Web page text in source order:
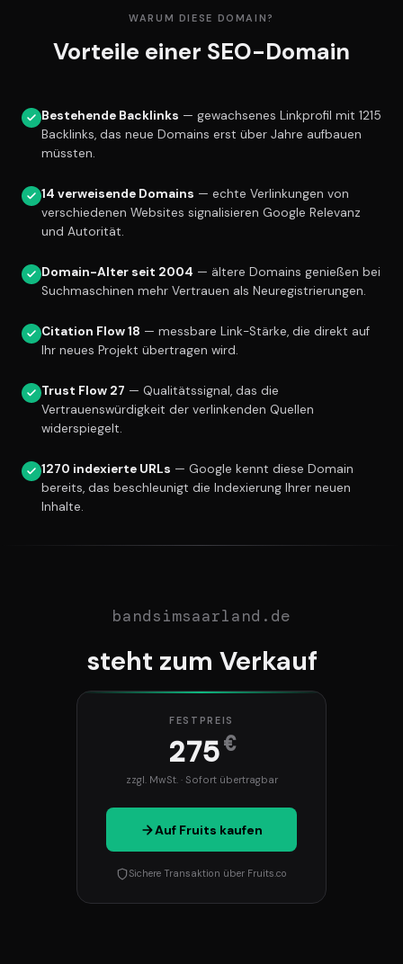
WARUM DIESE DOMAIN?
Vorteile einer SEO-Domain
Bestehende Backlinks — gewachsenes Linkprofil mit 1215
Backlinks, das neue Domains erst über Jahre aufbauen
müssten.
14 verweisende Domains — echte Verlinkungen von
verschiedenen Websites signalisieren Google Relevanz
und Autorität.
Domain-Alter seit 2004 — ältere Domains genießen bei
Suchmaschinen mehr Vertrauen als Neuregistrierungen.
Citation Flow 18 — messbare Link-Stärke, die direkt auf
Ihr neues Projekt übertragen wird.
Trust Flow 27 — Qualitätssignal, das die
Vertrauenswürdigkeit der verlinkenden Quellen
widerspiegelt.
1270 indexierte URLs — Google kennt diese Domain
bereits, das beschleunigt die Indexierung Ihrer neuen
Inhalte.
bandsimsaarland.de
steht zum Verkauf
FESTPREIS
275€
zzgl. MwSt. · Sofort übertragbar
Auf Fruits kaufen
Sichere Transaktion über Fruits.co